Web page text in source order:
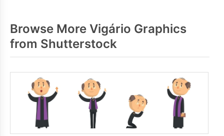
Browse More Vigário Graphics
from Shutterstock